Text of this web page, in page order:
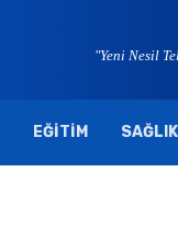
"Yeni Nesil
EĞITIM SAĞLIK